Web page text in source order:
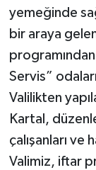
yemeğinde
bir araya
Servis”
Valilikten
Kartal,
çalışanları ve
Valimiz, iftar